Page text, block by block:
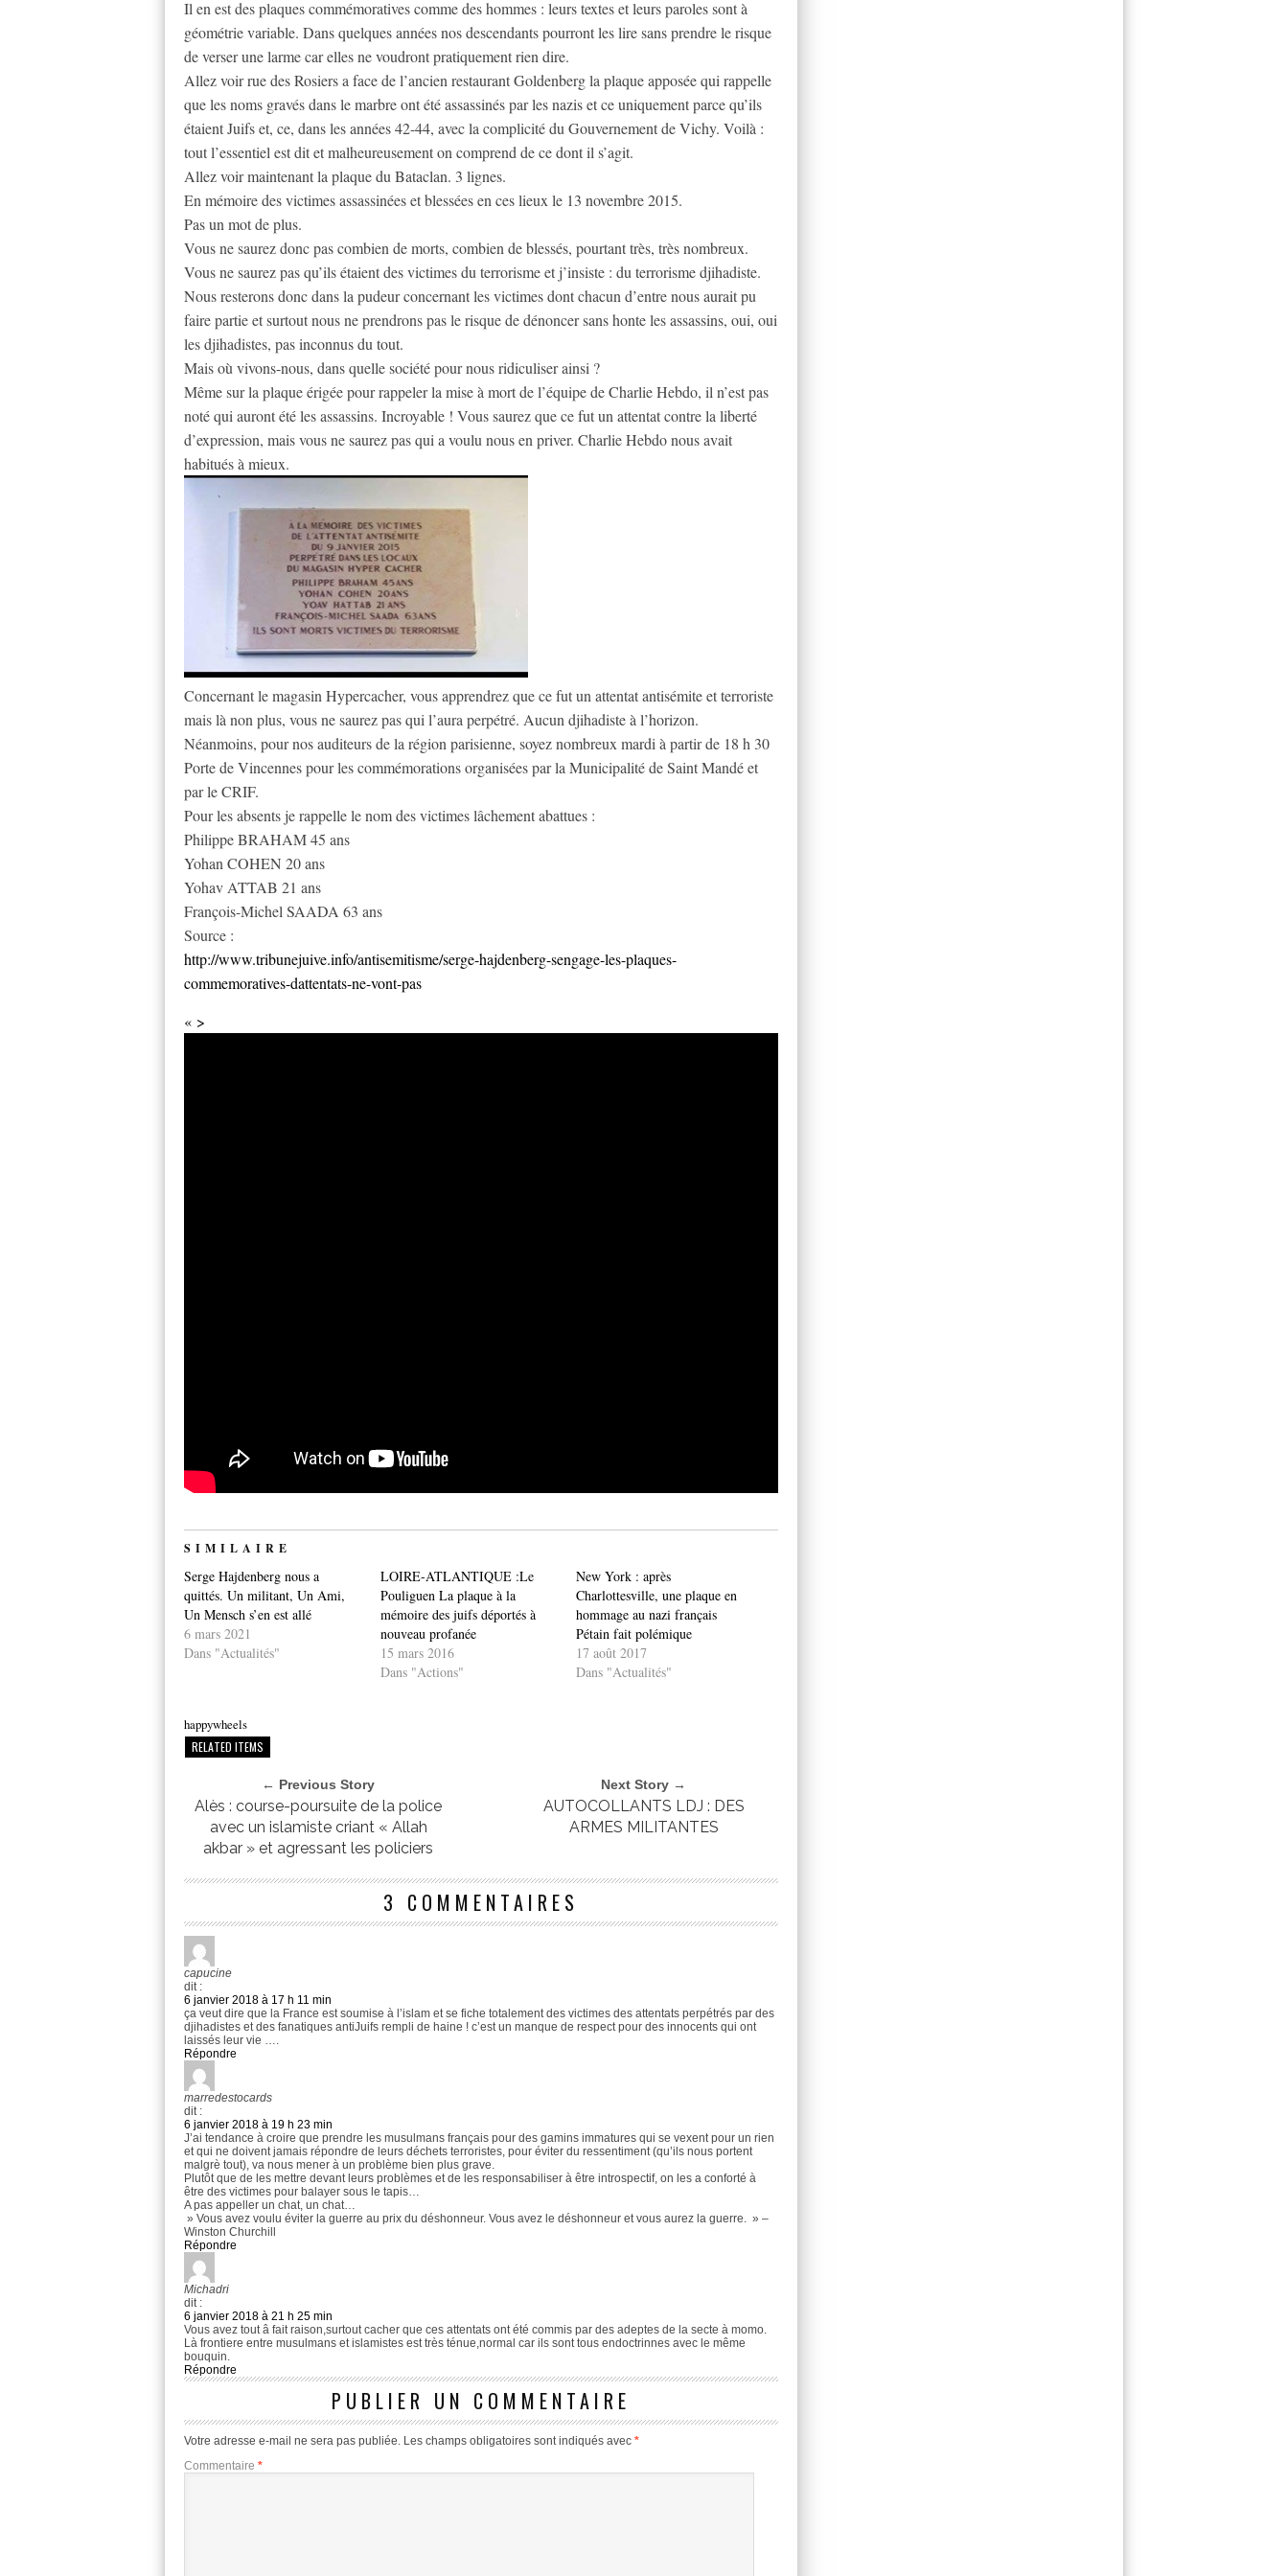
Il en est des plaques commémoratives comme des hommes : leurs textes et leurs paroles sont à
géométrie variable. Dans quelques années nos descendants pourront les lire sans prendre le risque
de verser une larme car elles ne voudront pratiquement rien dire.
Allez voir rue des Rosiers a face de l’ancien restaurant Goldenberg la plaque apposée qui rappelle
que les noms gravés dans le marbre ont été assassinés par les nazis et ce uniquement parce qu’ils
étaient Juifs et, ce, dans les années 42-44, avec la complicité du Gouvernement de Vichy. Voilà :
tout l’essentiel est dit et malheureusement on comprend de ce dont il s’agit.
Allez voir maintenant la plaque du Bataclan. 3 lignes.
En mémoire des victimes assassinées et blessées en ces lieux le 13 novembre 2015.
Pas un mot de plus.
Vous ne saurez donc pas combien de morts, combien de blessés, pourtant très, très nombreux.
Vous ne saurez pas qu’ils étaient des victimes du terrorisme et j’insiste : du terrorisme djihadiste.
Nous resterons donc dans la pudeur concernant les victimes dont chacun d’entre nous aurait pu
faire partie et surtout nous ne prendrons pas le risque de dénoncer sans honte les assassins, oui, oui
les djihadistes, pas inconnus du tout.
Mais où vivons-nous, dans quelle société pour nous ridiculiser ainsi ?
Même sur la plaque érigée pour rappeler la mise à mort de l’équipe de Charlie Hebdo, il n’est pas
noté qui auront été les assassins. Incroyable ! Vous saurez que ce fut un attentat contre la liberté
d’expression, mais vous ne saurez pas qui a voulu nous en priver. Charlie Hebdo nous avait
habitués à mieux.
Concernant le magasin Hypercacher, vous apprendrez que ce fut un attentat antisémite et terroriste
mais là non plus, vous ne saurez pas qui l’aura perpétré. Aucun djihadiste à l’horizon.
Néanmoins, pour nos auditeurs de la région parisienne, soyez nombreux mardi à partir de 18 h 30
Porte de Vincennes pour les commémorations organisées par la Municipalité de Saint Mandé et
par le CRIF.
Pour les absents je rappelle le nom des victimes lâchement abattues :
Philippe BRAHAM 45 ans
Yohan COHEN 20 ans
Yohav ATTAB 21 ans
François-Michel SAADA 63 ans
Source :
http://www.tribunejuive.info/antisemitisme/serge-hajdenberg-sengage-les-plaques-
commemoratives-dattentats-ne-vont-pas
« >
SIMILAIRE
Serge Hajdenberg nous a
quittés. Un militant, Un Ami,
Un Mensch s’en est allé
6 mars 2021
Dans "Actualités"
LOIRE-ATLANTIQUE :Le
Pouliguen La plaque à la
mémoire des juifs déportés à
nouveau profanée
15 mars 2016
Dans "Actions"
New York : après
Charlottesville, une plaque en
hommage au nazi français
Pétain fait polémique
17 août 2017
Dans "Actualités"
happywheels
RELATED ITEMS
← Previous Story
Alès : course-poursuite de la police
avec un islamiste criant « Allah
akbar » et agressant les policiers
Next Story →
AUTOCOLLANTS LDJ : DES
ARMES MILITANTES
3 COMMENTAIRES
capucine
dit :
6 janvier 2018 à 17 h 11 min
ça veut dire que la France est soumise à l’islam et se fiche totalement des victimes des attentats perpétrés par des
djihadistes et des fanatiques antiJuifs rempli de haine ! c’est un manque de respect pour des innocents qui ont
laissés leur vie ….
Répondre
marredestocards
dit :
6 janvier 2018 à 19 h 23 min
J’ai tendance à croire que prendre les musulmans français pour des gamins immatures qui se vexent pour un rien
et qui ne doivent jamais répondre de leurs déchets terroristes, pour éviter du ressentiment (qu’ils nous portent
malgrè tout), va nous mener à un problème bien plus grave.
Plutôt que de les mettre devant leurs problèmes et de les responsabiliser à être introspectif, on les a conforté à
être des victimes pour balayer sous le tapis…
A pas appeller un chat, un chat…
» Vous avez voulu éviter la guerre au prix du déshonneur. Vous avez le déshonneur et vous aurez la guerre. » –
Winston Churchill
Répondre
Michadri
dit :
6 janvier 2018 à 21 h 25 min
Vous avez tout â fait raison,surtout cacher que ces attentats ont été commis par des adeptes de la secte à momo.
Là frontiere entre musulmans et islamistes est très ténue,normal car ils sont tous endoctrinnes avec le même
bouquin.
Répondre
PUBLIER UN COMMENTAIRE
Votre adresse e-mail ne sera pas publiée. Les champs obligatoires sont indiqués avec *
Commentaire *